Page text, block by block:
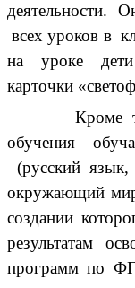
деятельности.
всех уроков в
на уроке дети
карточки
Кроме того,
обучения
(русский язык,
окружающий
создании
результатам
программ по